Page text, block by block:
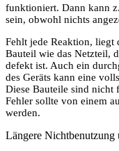
funktioniert. Dann kann
sein, obwohl nichts
Fehlt jede Reaktion, liegt
Bauteil wie das Netzteil,
defekt ist. Auch ein
des Geräts kann eine
Diese Bauteile sind nicht
Fehler sollte von einem
werden.
Längere Nichtbenutzung